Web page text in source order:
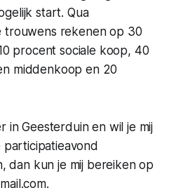
start. Qua
trouwens rekenen op 30
procent sociale koop, 40
middenkoop en 20
in Geesterduin en wil je mij
dan kun je mij bereiken op